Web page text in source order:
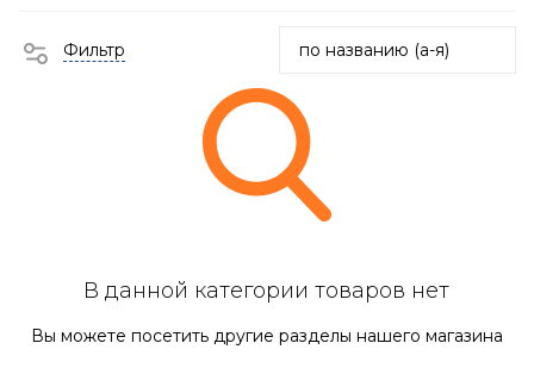
Фильтр
В данной категории товаров нет
Вы можете посетить другие разделы нашего магазина